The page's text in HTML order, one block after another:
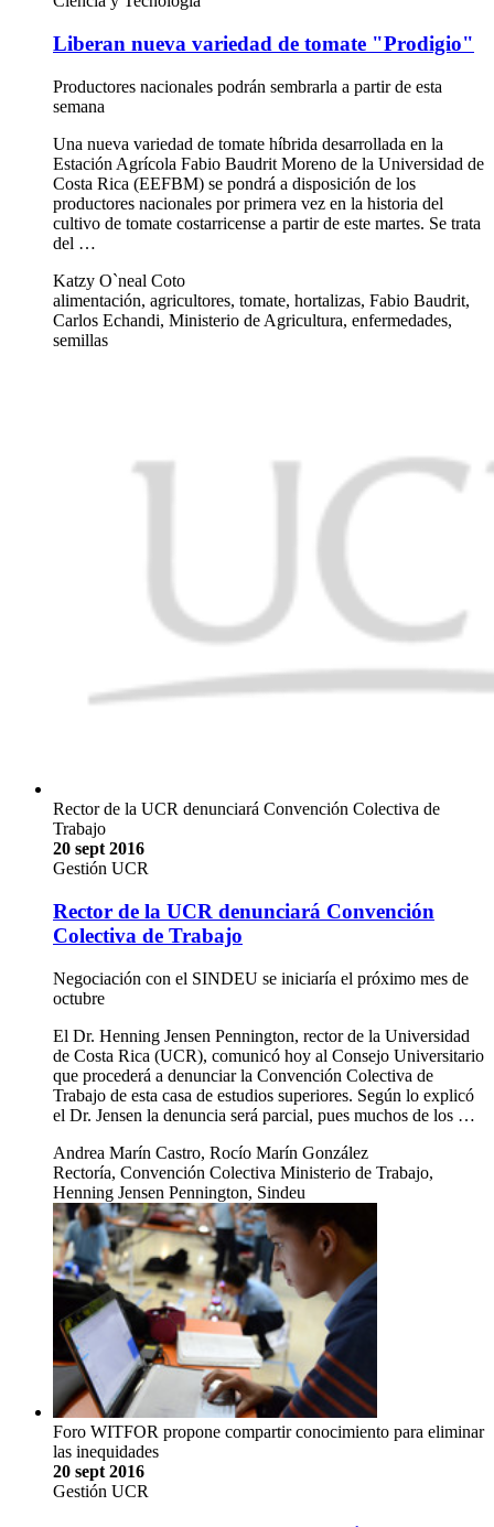
Liberan nueva variedad de tomate "Prodigio"
Productores nacionales podrán sembrarla a partir de esta
semana
Una nueva variedad de tomate híbrida desarrollada en la
Estación Agrícola Fabio Baudrit Moreno de la Universidad de
Costa Rica (EEFBM) se pondrá a disposición de los
productores nacionales por primera vez en la historia del
cultivo de tomate costarricense a partir de este martes. Se trata
del …
Katzy O`neal Coto
alimentación, agricultores, tomate, hortalizas, Fabio Baudrit,
Carlos Echandi, Ministerio de Agricultura, enfermedades,
semillas
Rector de la UCR denunciará Convención Colectiva de
Trabajo
20 sept 2016
Gestión UCR
Rector de la UCR denunciará Convención
Colectiva de Trabajo
Negociación con el SINDEU se iniciaría el próximo mes de
octubre
El Dr. Henning Jensen Pennington, rector de la Universidad
de Costa Rica (UCR), comunicó hoy al Consejo Universitario
que procederá a denunciar la Convención Colectiva de
Trabajo de esta casa de estudios superiores. Según lo explicó
el Dr. Jensen la denuncia será parcial, pues muchos de los …
Andrea Marín Castro, Rocío Marín González
Rectoría, Convención Colectiva Ministerio de Trabajo,
Henning Jensen Pennington, Sindeu
Foro WITFOR propone compartir conocimiento para eliminar
las inequidades
20 sept 2016
Gestión UCR